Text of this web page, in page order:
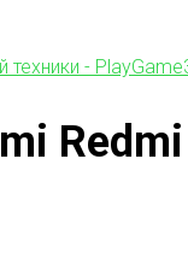
техники -